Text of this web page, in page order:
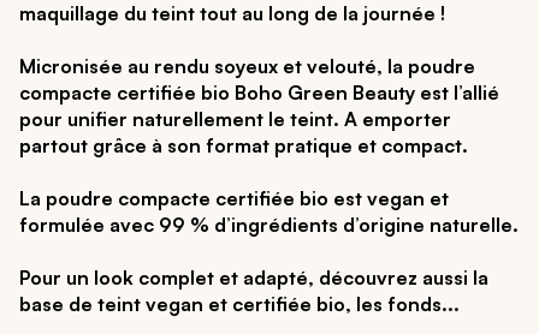
maquillage du teint tout au long de la journée !
Micronisée au rendu soyeux et velouté, la poudre
compacte certifiée bio Boho Green Beauty est l’allié
pour unifier naturellement le teint. A emporter
partout grâce à son format pratique et compact.
La poudre compacte certifiée bio est vegan et
formulée avec 99 % d’ingrédients d’origine naturelle.
Pour un look complet et adapté, découvrez aussi la
base de teint vegan et certifiée bio, les fonds